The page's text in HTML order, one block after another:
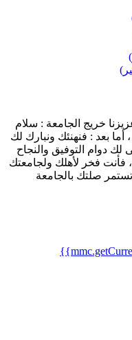
خريج الجامعة : سلام
أما بعد : فنهنئك ونبارك لك
دوام التوفيق والنجاح
فأنت فخر لأهلك ولجامعتك
صلتك بالجامعة